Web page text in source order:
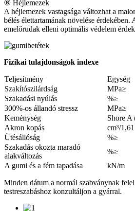
⑧ Héjlemezek
A héjlemezek vastagsága változhat a
bélés élettartamának növelése érdekében.
emelőrudak elleni optimális védelem
Fizikai tulajdonságok indexe
Teljesítmény Egység
Szakítószilárdság
MPa≥
Szakadási nyúlás
%≥
300%-os állandó stressz
MPa≥
Keménység
Shore A
Akron kopás
cm³/
Ütésállóság
%≥
Szakadás okozta maradó
alakváltozás
%≥
A gumi és a fém tapadása
kN/m
Minden dátum a normál szabványnak
testreszabáshoz konzultáljon a gyárral.